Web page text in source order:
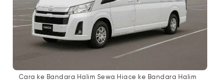
Cara ke Bandara Halim Sewa Hiace ke Bandara Halim